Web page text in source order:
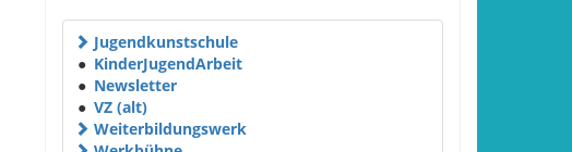
Jugendkunstschule
● KinderJugendArbeit
● Newsletter
● VZ (alt)
Weiterbildungswerk